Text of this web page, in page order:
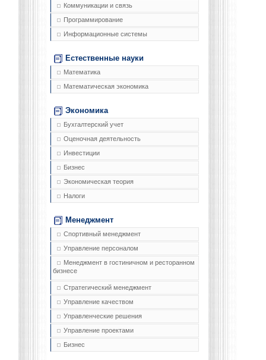
Коммуникации и связь
Программирование
Информационные системы
Естественные науки
Математика
Математическая экономика
Экономика
Бухгалтерский учет
Оценочная деятельность
Инвестиции
Бизнес
Экономическая теория
Налоги
Менеджмент
Спортивный менеджмент
Управление персоналом
Менеджмент в гостиничном и ресторанном
бизнесе
Стратегический менеджмент
Управление качеством
Управленческие решения
Управление проектами
Бизнес